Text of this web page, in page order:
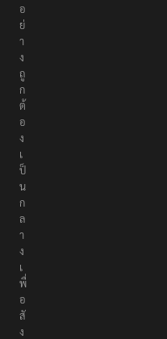
อ
ย่
า
ง
ถู
ก
ต้
อ
ง
เ
ป็
น
ก
ล
า
ง
เ
พื่
อ
สั
ง